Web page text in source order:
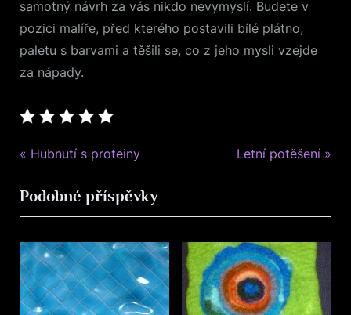
samotný návrh za vás nikdo nevymyslí. Budete v
pozici malíře, před kterého postavili bílé plátno,
paletu s barvami a těšili se, co z jeho mysli vzejde
za nápady.
Produkty
Navigace
pro
příspěvek
P
e
v
i
o
u
s
Hubnutí s proteiny
N
t
P
o
s
t
Letní potěšení
Podobné příspěvky